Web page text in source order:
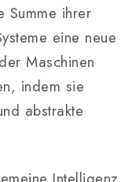
Summe ihrer
eine neue
Maschinen
indem sie
abstrakte